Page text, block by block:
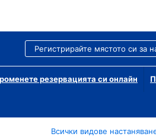
Регистрирайте мястото си за
резервацията си онлайн
Всички видове